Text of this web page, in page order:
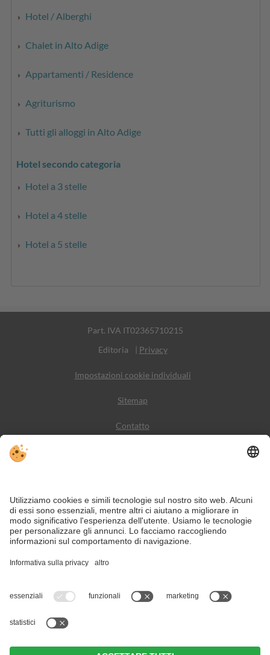
Hotel / Alberghi
Chalet in Alto Adige
Appartamenti / Residence
Agriturismo
Tutti gli alloggi in Alto Adige
Hotel secondo categoria
Hotel a 3 stelle
Hotel a 4 stelle
Hotel a 5 stelle
Part. IVA IT02365710215
Editoria
| Privacy
Impostazioni cookie individuali
Sitemap
Contatto
VIVODolomiti è il portale di viaggio per una vacanza in
montagna indimenticabile – con alloggi e offerte nelle
Dolomiti, Patrimonio Naturale dell’Umanità UNESCO.
Nonostante il lavoro accurato e il costante aggiornamento dei contenuti, si
possono verificare errori. Non garantiamo la correttezza e la completezza di
tutte le informazioni.
Per motivi di sicurezza, si prega di verificare chiedendo direttamente sul posto